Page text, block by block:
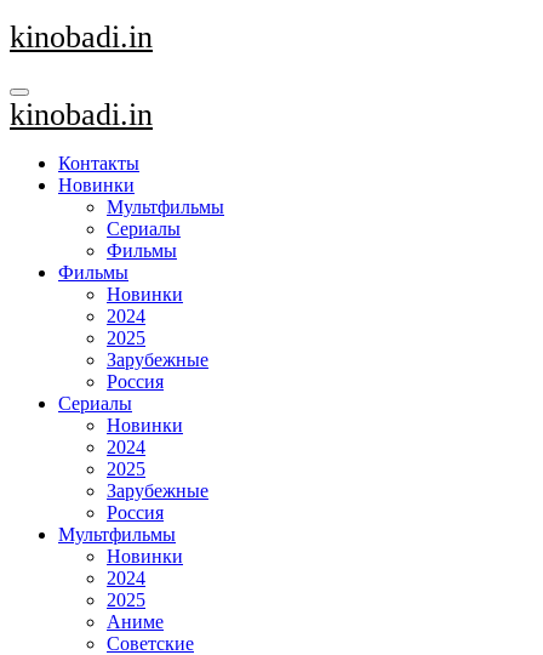
Перейти
к
kinobadi.in
kinobadi.in
Контакты
Новинки
Мультфильмы
Сериалы
Фильмы
Фильмы
Новинки
2024
2025
Зарубежные
Россия
Сериалы
Новинки
2024
2025
Зарубежные
Россия
Мультфильмы
Новинки
2024
2025
Аниме
Советские